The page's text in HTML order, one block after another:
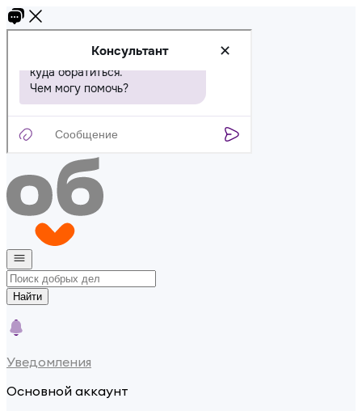
Найти
Уведомления
Основной аккаунт